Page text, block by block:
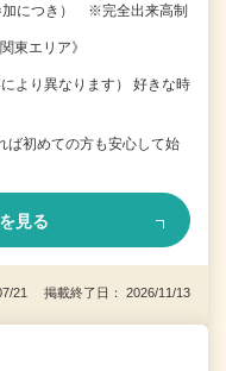
加につき） ※完全出来高制
東エリア》
より異なります） 好きな時
初めての方も安心して始
見る
21 掲載終了日： 2026/11/13